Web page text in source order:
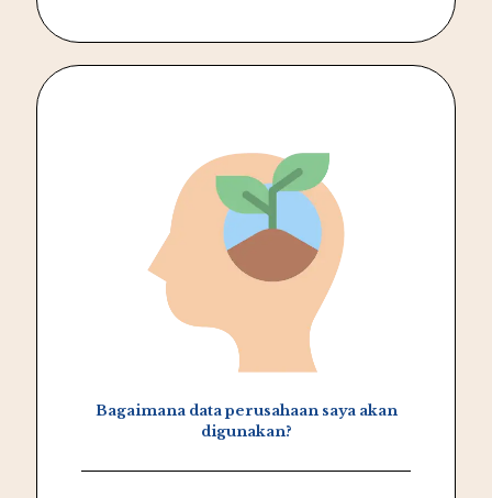
Bagaimana data perusahaan saya akan
digunakan?